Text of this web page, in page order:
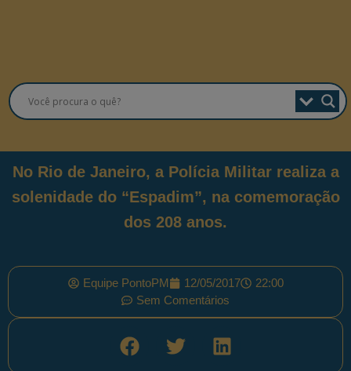
No Rio de Janeiro, a Polícia Militar realiza a
solenidade do “Espadim”, na comemoração
dos 208 anos.
Equipe PontoPM 12/05/2017
22:00
Sem Comentários